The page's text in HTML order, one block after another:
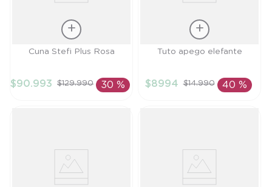
TallaCuna Stefi Plus Rosa
$90.993 $129.990 30 %
Talla
AÑADIR AL
Tuto apego elefante
$8994 $14.990 40 %